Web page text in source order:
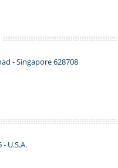
- Singapore 628708
U.S.A.